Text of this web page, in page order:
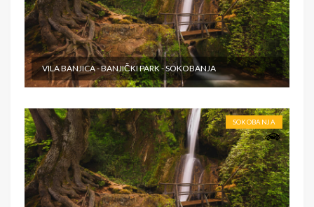
VILA BANJICA - BANJIČKI PARK - SOKOBANJA
SOKOBANJA